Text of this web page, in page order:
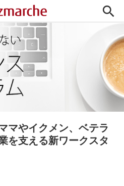

マやイクメン、ベテラ
を支える新ワークスタ